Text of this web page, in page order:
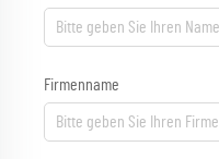
Firmenname